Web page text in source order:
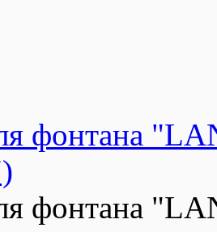
фонтана
фонтана